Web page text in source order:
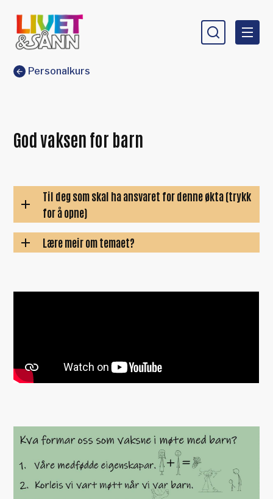
Du er her:
Personalkurs
God vaksen for barn
Til deg som skal ha ansvaret for denne økta (trykk
for å opne)
Lære meir om temaet?